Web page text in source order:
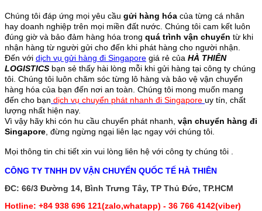
Chúng tôi đáp ứng mọi yêu cầu gửi hàng hóa của từng cá nhân
hay doanh nghiệp trên mọi miền đất nước. Chúng tôi cam kết luôn
đúng giờ và bảo đảm hàng hóa trong quá trình vận chuyển từ khi
nhận hàng từ người gửi cho đến khi phát hàng cho người nhận.
Đến với dịch vụ gửi hàng đi Singapore giá rẻ của HÀ THIÊN
LOGISTICS bạn sẻ thấy hài lòng mỗi khi gửi hàng tại công ty chúng
tôi. Chúng tôi luôn chăm sóc từng lô hàng và bảo vệ vận chuyển
hàng hóa của bạn đến nơi an toàn. Chúng tôi mong muốn mang
đến cho bạn dịch vụ chuyển phát nhanh đi Singapore uy tín, chất
lượng nhất hiện nay.
Vì vậy hãy khi cón hu cầu chuyển phát nhanh, vận chuyển hàng đi
Singapore , đừng ngừng ngại liên lạc ngay với chúng tôi.
Mọi thông tin chi tiết xin vui lòng liên hệ với công ty chúng tôi .
CÔNG TY TNHH DV VẬN CHUYỂN QUỐC TẾ HÀ THIÊN
ĐC: 66/3 Đường 14, Bình Trưng Tây, TP Thủ Đức, TP.HCM
Hotline: +84 938 696 121(zalo,whatapp) - 36 766 4142(viber)